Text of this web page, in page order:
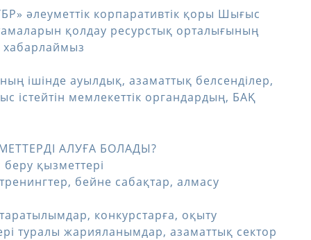
әлеуметтік корпаративтік қоры Шығыс
қолдау ресурстық орталығының
ішінде ауылдық, азаматтық белсенділер,
мемлекеттік органдардың, БАҚ
АЛУҒА БОЛАДЫ?
қызметтері
бейне сабақтар, алмасу
конкурстарға, оқыту
туралы жарияланымдар, азаматтық сектор